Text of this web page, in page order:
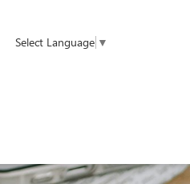
Select Language ▼